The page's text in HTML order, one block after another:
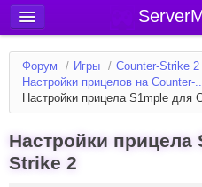
Добавить сервер
Мониторинг серверов
Новости
Блог
Статьи
Форум / Игры / Counter-Strike 2
Настройки прицелов на Counter-..
Настройки прицела S1mple для
Настройки прицела
Strike 2